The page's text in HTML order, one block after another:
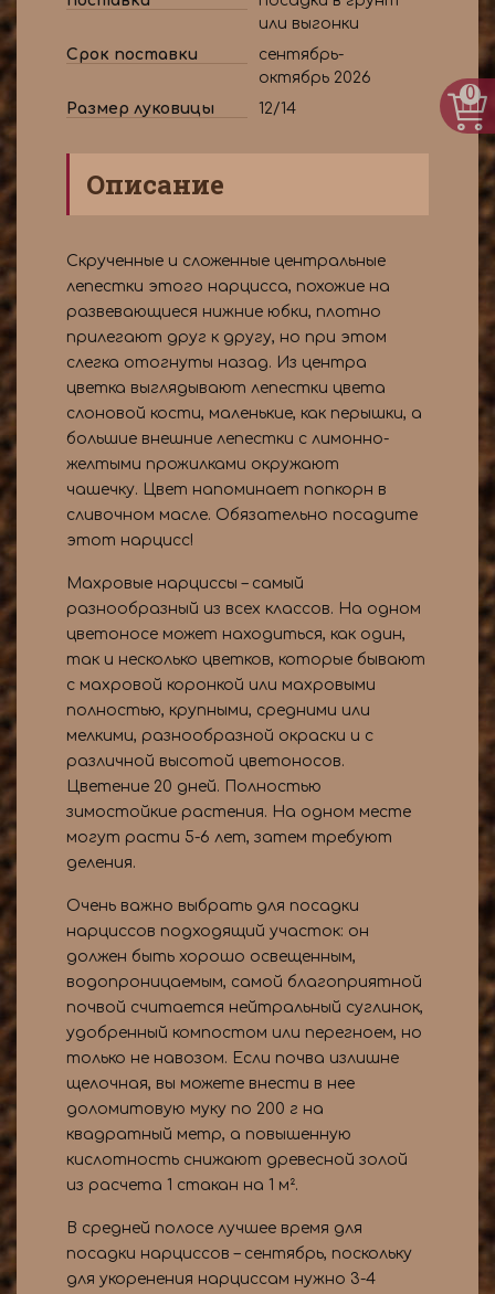
0
или выгонки
Срок поставки
сентябрь-
октябрь 2026
Размер луковицы
12/14
Описание
Скрученные и сложенные центральные
лепестки этого нарцисса, похожие на
развевающиеся нижние юбки, плотно
прилегают друг к другу, но при этом
слегка отогнуты назад. Из центра
цветка выглядывают лепестки цвета
слоновой кости, маленькие, как перышки, а
большие внешние лепестки с лимонно-
желтыми прожилками окружают
чашечку. Цвет напоминает попкорн в
сливочном масле. Обязательно посадите
этот нарцисс!
Махровые нарциссы – самый
разнообразный из всех классов. На одном
цветоносе может находиться, как один,
так и несколько цветков, которые бывают
с махровой коронкой или махровыми
полностью, крупными, средними или
мелкими, разнообразной окраски и с
различной высотой цветоносов.
Цветение 20 дней. Полностью
зимостойкие растения. На одном месте
могут расти 5-6 лет, затем требуют
деления.
Очень важно выбрать для посадки
нарциссов подходящий участок: он
должен быть хорошо освещенным,
водопроницаемым, самой благоприятной
почвой считается нейтральный суглинок,
удобренный компостом или перегноем, но
только не навозом. Если почва излишне
щелочная, вы можете внести в нее
доломитовую муку по 200 г на
квадратный метр, а повышенную
кислотность снижают древесной золой
из расчета 1 стакан на 1 м².
В средней полосе лучшее время для
посадки нарциссов – сентябрь, поскольку
для укоренения нарциссам нужно 3-4